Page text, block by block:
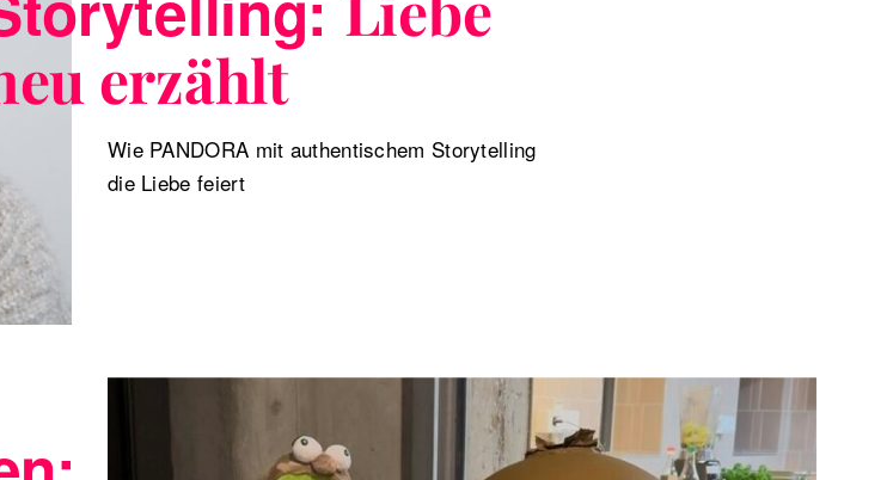
erzählt
Wie PANDORA mit authentischem Storytelling
die Liebe feiert